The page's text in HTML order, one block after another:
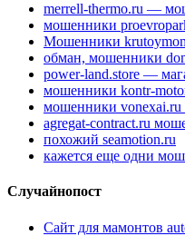
merrell-thermo.ru —
мошенники
Мошенники
обман, мошенники
power-land.store —
мошенники kontr-
мошенники vonexai.ru
agregat-contract.ru
похожий seamotion.ru
кажется еще одни
Случайнопост
Сайт для мамонтов